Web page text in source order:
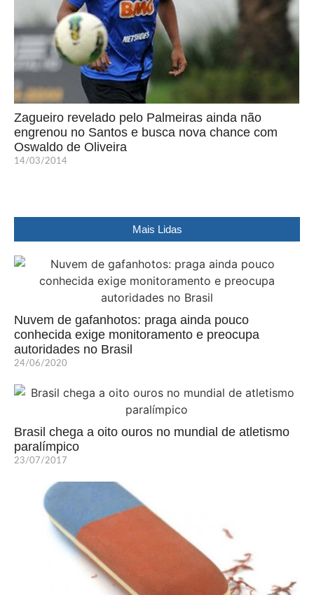
Zagueiro revelado pelo Palmeiras ainda não
engrenou no Santos e busca nova chance com
Oswaldo de Oliveira
14/03/2014
Mais Lidas
Nuvem de gafanhotos: praga ainda pouco
conhecida exige monitoramento e preocupa
autoridades no Brasil
24/06/2020
Brasil chega a oito ouros no mundial de atletismo
paralímpico
23/07/2017